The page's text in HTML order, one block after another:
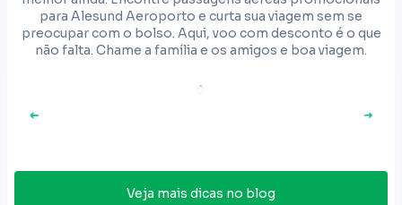
para Alesund Aeroporto e curta sua viagem sem se
preocupar com o bolso. Aqui, voo com desconto é o que
não falta. Chame a família e os amigos e boa viagem.
Veja mais dicas no blog